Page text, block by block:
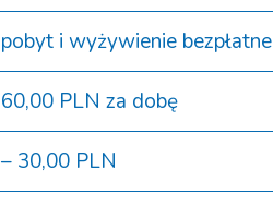
pobyt i wyżywienie bezpłatne
60,00 PLN za dobę
– 30,00 PLN